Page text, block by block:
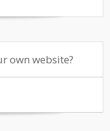
own website?